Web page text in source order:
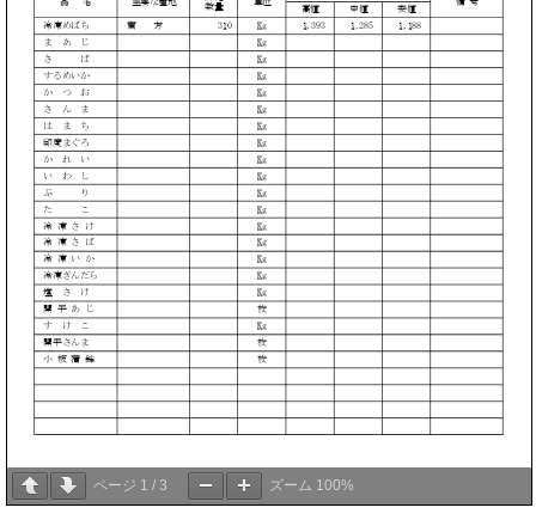
ページ 1 / 3 ズーム 100%